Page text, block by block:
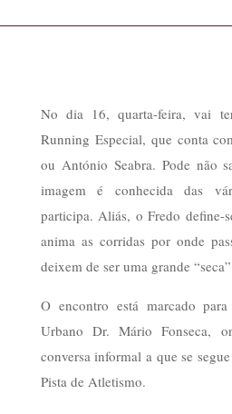
No dia 16, quarta-feira, vai
Running Especial, que conta
ou António Seabra. Pode não
imagem é conhecida das
participa. Aliás, o Fredo define-
anima as corridas por onde
deixem de ser uma grande
O encontro está marcado
Urbano Dr. Mário Fonseca,
conversa informal a que se
Pista de Atletismo.